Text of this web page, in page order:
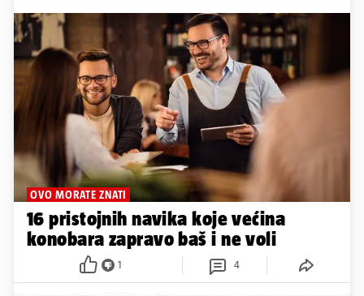
OVO MORATE ZNATI
16 pristojnih navika koje većina
konobara zapravo baš i ne voli
1 4